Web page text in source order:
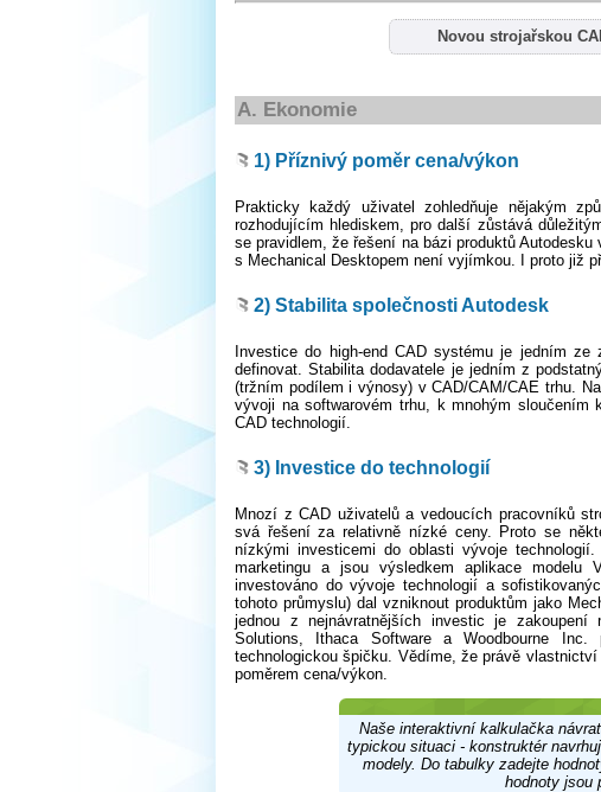
Novou strojařskou
A. Ekonomie
1) Příznivý poměr cena/výkon
Prakticky každý uživatel zohledňuje nějakým
rozhodujícím hlediskem, pro další zůstává
se pravidlem, že řešení na bázi produktů
s Mechanical Desktopem není vyjímkou. I proto již
2) Stabilita společnosti Autodesk
Investice do high-end CAD systému je jedním
definovat. Stabilita dodavatele je jedním z
(tržním podílem i výnosy) v CAD/CAM/CAE trhu.
vývoji na softwarovém trhu, k mnohým sloučením
CAD technologií.
3) Investice do technologií
Mnozí z CAD uživatelů a vedoucích pracovníků
svá řešení za relativně nízké ceny. Proto se
nízkými investicemi do oblasti vývoje
marketingu a jsou výsledkem aplikace
investováno do vývoje technologií a
tohoto průmyslu) dal vzniknout produktům jako
jednou z nejnávratnějších investic je
Solutions, Ithaca Software a Woodbourne
technologickou špičku. Vědíme, že právě
poměrem cena/výkon.
Naše interaktivní kalkulačka
typickou situaci - konstruktér
modely. Do tabulky zadejte
hodnoty jsou